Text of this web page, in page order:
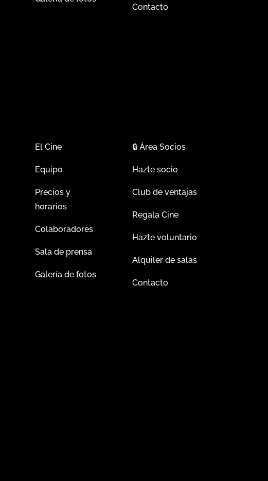
Contacto
El Cine
Equipo
Precios y
horarios
Colaboradores
Sala de prensa
Galería de fotos
🔒Área Socios
Hazte socio
Club de ventajas
Regala Cine
Hazte voluntario
Alquiler de salas
Contacto